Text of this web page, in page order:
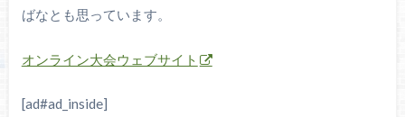
ばなとも思っています。
オンライン大会ウェブサイト
[ad#ad_inside]